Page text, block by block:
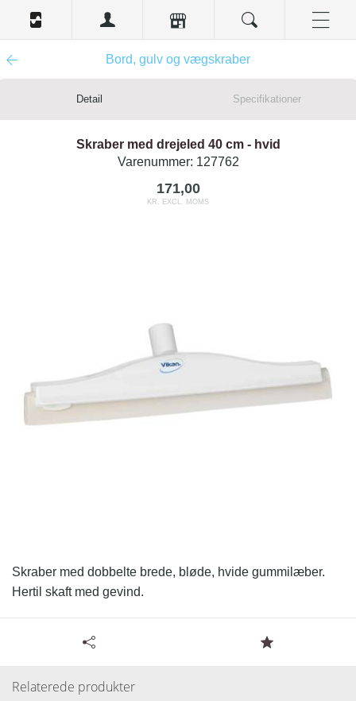
Bord, gulv og vægskraber
Detail Specifikationer
Skraber med drejeled 40 cm - hvid
Varenummer: 127762
171,00
KR. EXCL. MOMS
Skraber med dobbelte brede, bløde, hvide gummilæber.
Hertil skaft med gevind.
Tilgængelige specifikationer for Skraber med drejeled
Relaterede produkter